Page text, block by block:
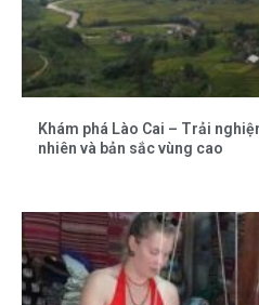
Khám phá Lào Cai – Trải
nhiên và bản sắc vùng cao